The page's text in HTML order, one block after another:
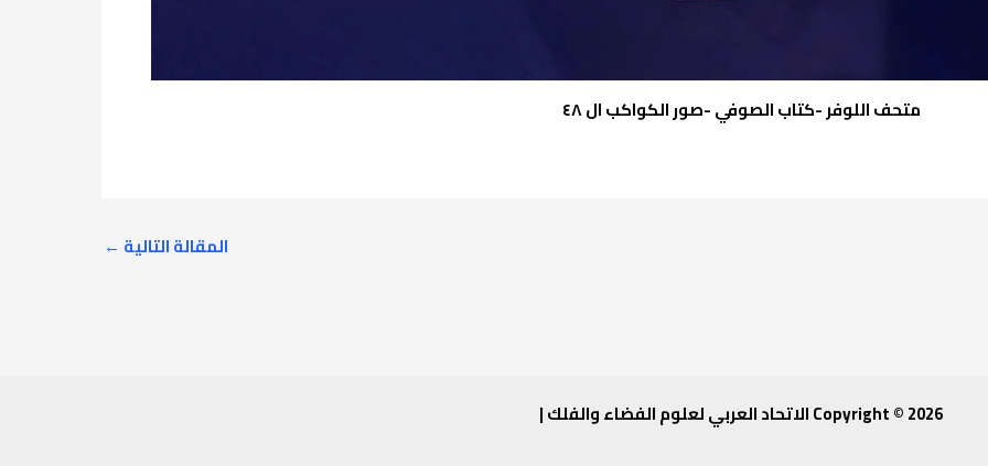
متحف اللوفر -كتاب الصوفي -صور الكواكب ال ٤٨
المقالة التالية ←
Copyright © 2026 الاتحاد العربي لعلوم الفضاء والفلك |